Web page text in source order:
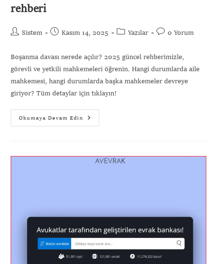
rehberi
Sistem Kasım 14, 2025 Yazılar 0 Yorum
Boşanma davası nerede açılır? 2025 güncel rehberimizle,
görevli ve yetkili mahkemeleri öğrenin. Hangi durumlarda aile
mahkemesi, hangi durumlarda başka mahkemeler devreye
giriyor? Tüm detaylar için tıklayın!
Okumaya Devam Edin